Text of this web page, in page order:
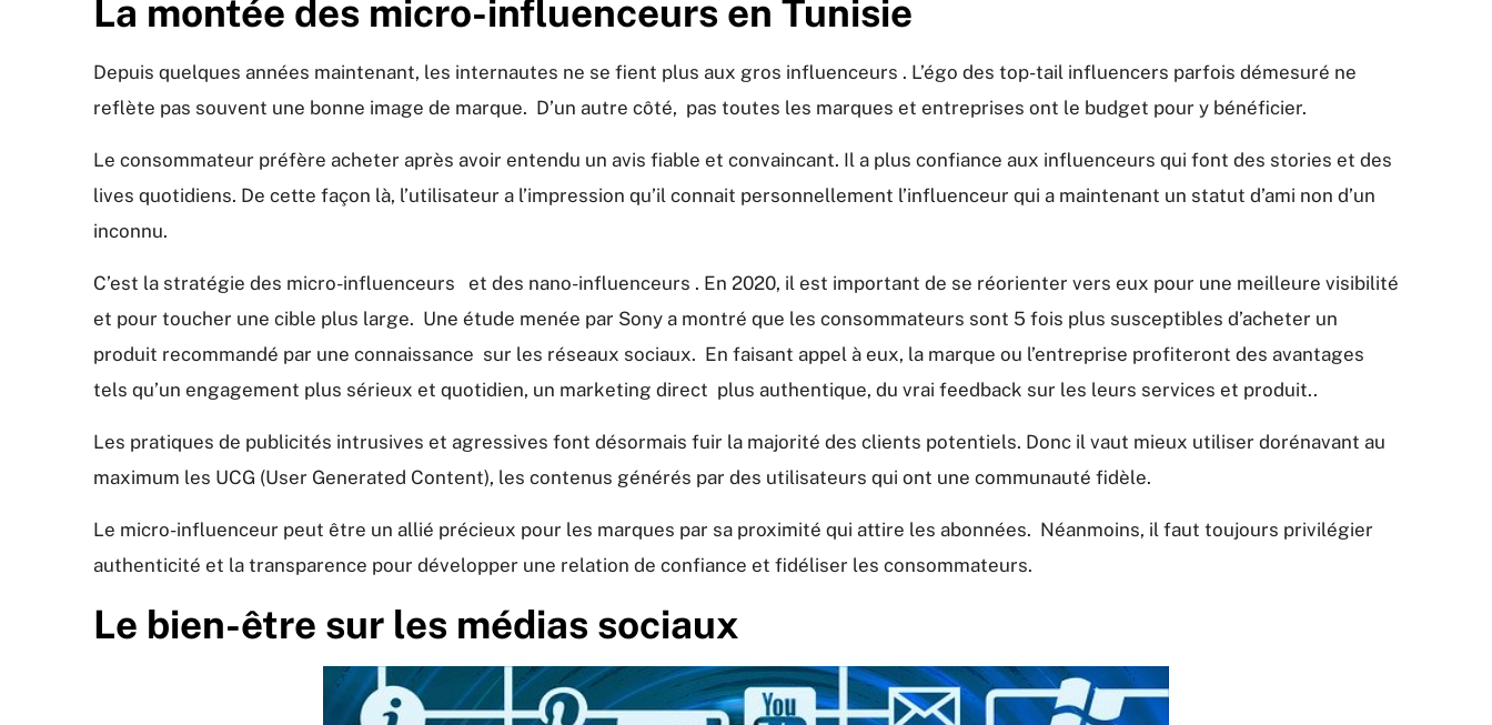
La montée des micro-influenceurs en Tunisie
Depuis quelques années maintenant, les internautes ne se fient plus aux gros influenceurs . L’égo des top-tail influencers parfois démesuré ne
reflète pas souvent une bonne image de marque. D’un autre côté, pas toutes les marques et entreprises ont le budget pour y bénéficier.
Le consommateur préfère acheter après avoir entendu un avis fiable et convaincant. Il a plus confiance aux influenceurs qui font des stories et des
lives quotidiens. De cette façon là, l’utilisateur a l’impression qu’il connait personnellement l’influenceur qui a maintenant un statut d’ami non d’un
inconnu.
C’est la stratégie des micro-influenceurs et des nano-influenceurs . En 2020, il est important de se réorienter vers eux pour une meilleure visibilité
et pour toucher une cible plus large. Une étude menée par Sony a montré que les consommateurs sont 5 fois plus susceptibles d’acheter un
produit recommandé par une connaissance sur les réseaux sociaux. En faisant appel à eux, la marque ou l’entreprise profiteront des avantages
tels qu’un engagement plus sérieux et quotidien, un marketing direct plus authentique, du vrai feedback sur les leurs services et produit..
Les pratiques de publicités intrusives et agressives font désormais fuir la majorité des clients potentiels. Donc il vaut mieux utiliser dorénavant au
maximum les UCG (User Generated Content), les contenus générés par des utilisateurs qui ont une communauté fidèle.
Le micro-influenceur peut être un allié précieux pour les marques par sa proximité qui attire les abonnées. Néanmoins, il faut toujours privilégier
authenticité et la transparence pour développer une relation de confiance et fidéliser les consommateurs.
Le bien-être sur les médias sociaux